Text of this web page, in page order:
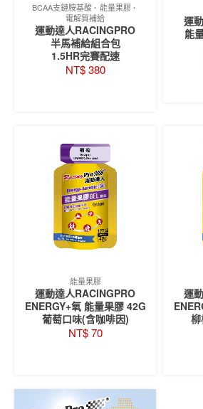
BCAA支鏈胺基酸
能量果膠
電解質補給
運動達人RACINGPRO
半馬補給組合包
1.5HR完賽配速
NT$380
款
品
擇
選
項
運
能
能量果膠
運動達人RACINGPRO
ENERGY+氧 能量果膠 42G
葡萄口味(含咖啡因)
NT$70
運